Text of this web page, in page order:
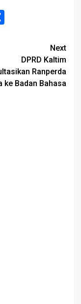
Next
DPRD Kaltim
Ranperda
ke Badan Bahasa